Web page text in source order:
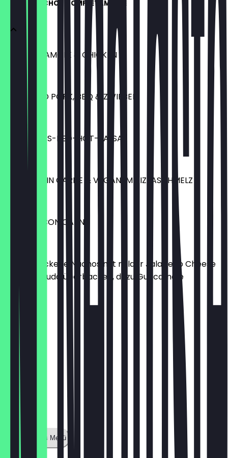
CHEESY NACHOS COMPLETAMENTE
MIT GUACAMOLE & CHICKEN
MIT PULLED PORK, BBQ & ZWIEBEL
2,30 €
MIT ESPITAS-RED-HOT-SALSA
MIT CHILI SIN CARNE & VEGANEM PIZZASCHMELZ
MIT CHILI CON CARNE
hausgebackene Nachos mit milder Jalapeño Cheese
Soße & Gouda überbacken, dazu Guacamole
7,50 €
Zeige ganzes Menü